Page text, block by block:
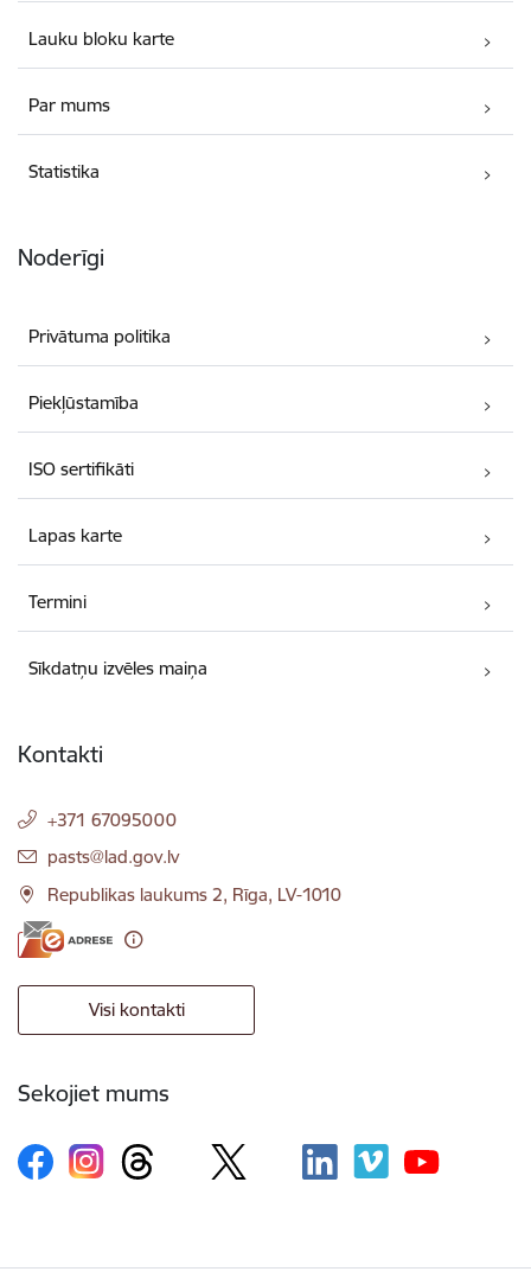
Lauku bloku karte
Par mums
Statistika
Noderīgi
Privātuma politika
Piekļūstamība
ISO sertifikāti
Lapas karte
Termini
Sīkdatņu izvēles maiņa
Kontakti
+371 67095000
E-pasts:
pasts@lad.gov.lv
Republikas laukums 2, Rīga, LV-1010
Visi kontakti
Sekojiet mums